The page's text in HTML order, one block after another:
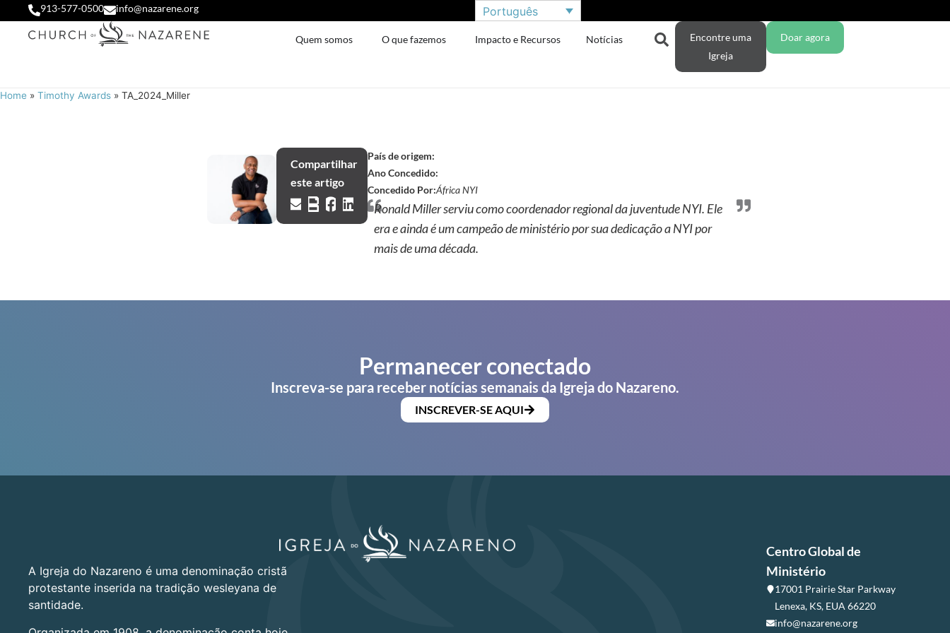
913-577-0500 info@nazarene.org Português
Quem somos O que fazemos Impacto e Recursos Notícias
Encontre uma
Igreja
Doar agora
Home » Timothy Awards » TA_2024_Miller
Compartilhar
este artigo
País de origem:
Ano Concedido:
Concedido Por:África NYI
Ronald Miller serviu como coordenador regional da juventude NYI. Ele
era e ainda é um campeão de ministério por sua dedicação a NYI por
mais de uma década.
Permanecer conectado
Inscreva-se para receber notícias semanais da Igreja do Nazareno.
INSCREVER-SE AQUI
A Igreja do Nazareno é uma denominação cristã
protestante inserida na tradição wesleyana de
santidade.
Centro Global de
Ministério
17001 Prairie Star Parkway
Lenexa, KS, EUA 66220
info@nazarene.org